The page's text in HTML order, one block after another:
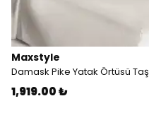
Maxstyle
Damask Pike Yatak Örtüsü Taş
1,919.00 ₺